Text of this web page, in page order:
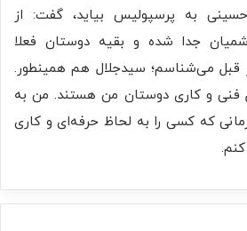
به پرسپولیس بیاید، گفت: از
جدا شده و بقیه دوستان فعلا
قبل می‌شناسم؛ سیدجلال هم همینطور.
فنی و کاری دوستان من هستند. من به
که کسی را به لحاظ حرفه‌ای و کاری